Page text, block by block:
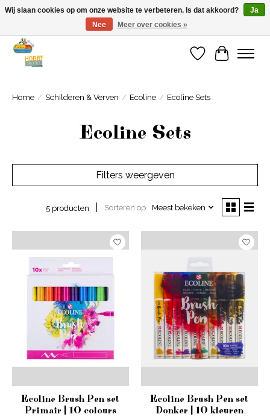
Welkom bij Cadeauhuis Wageningen
Verlanglijst
Home / Schilderen & Verven / Ecoline / Ecoline Sets
Ecoline Sets
Filters weergeven
5 producten Sorteren op Meest bekeken
Ecoline Brush Pen set
Primair | 10 colours
Ecoline Brush Pen set
Donker | 10 kleuren
Wij slaan cookies op om onze website te verbeteren. Is dat akkoord?
Ja
Nee
Meer over cookies »